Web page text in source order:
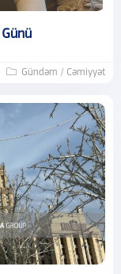
Gündəm / Cəmiyyət